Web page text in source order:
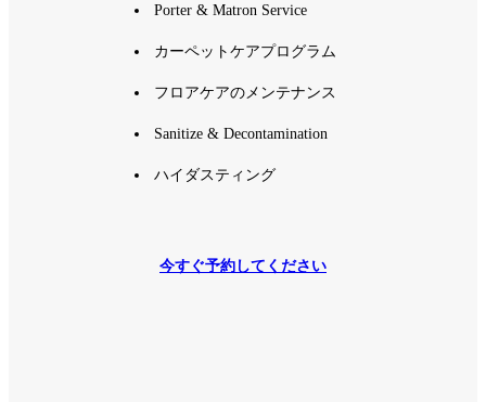
今すぐ予約してください
Porter & Matron Service
カーペットケアプログラム
フロアケアのメンテナンス
Sanitize & Decontamination
ハイダスティング